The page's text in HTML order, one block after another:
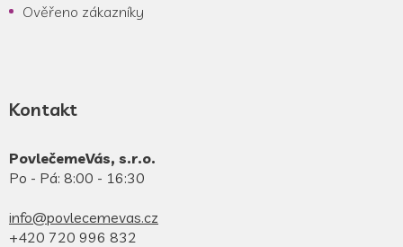
Ověřeno zákazníky
Kontakt
PovlečemeVás, s.r.o.
Po - Pá: 8:00 - 16:30
info@povlecemevas.cz
+420 720 996 832